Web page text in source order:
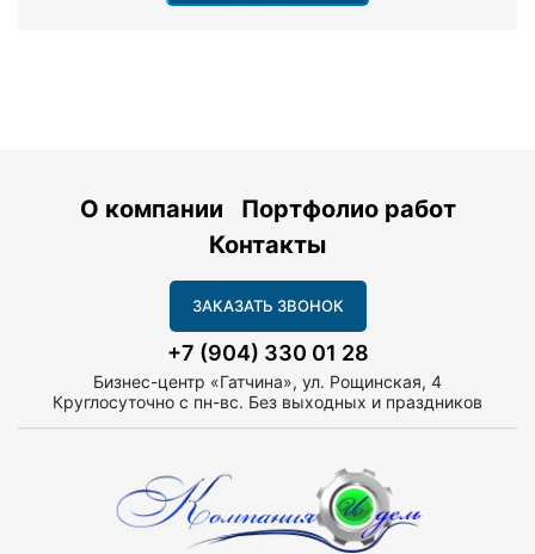
О компании
Портфолио работ
Контакты
ЗАКАЗАТЬ ЗВОНОК
+7 (904) 330 01 28
Бизнес-центр «Гатчина», ул. Рощинская, 4
Круглосуточно с пн-вс. Без выходных и праздников